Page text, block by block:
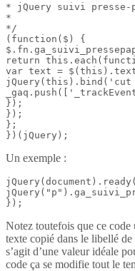
* jQuery suivi presse-
*
*/
(function($) {
return
var text =
jQuery(this).bind('cut
});
});
};
})(jQuery);
Un exemple :
});
Notez toutefois que ce code
texte copié dans le libellé
s’agit d’une valeur idéale
code ça se modifie tout le